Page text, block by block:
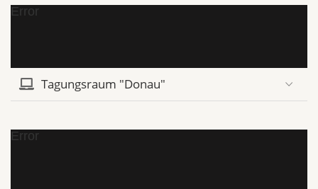
Error
Tagungsraum "Donau"
Error